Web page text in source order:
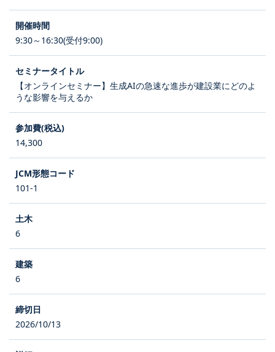
9:30～16:30(受付9:00)
【オンラインセミナー】生成AIの急速な進歩が建設業にどのよ
うな影響を与えるか
14,300
101-1
6
6
2026/10/13